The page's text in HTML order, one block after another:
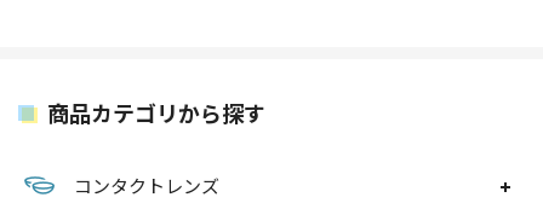
商品カテゴリから探す
コンタクトレンズ